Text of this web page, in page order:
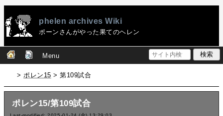
phelen archives Wiki
ポーンさんがやった果てのヘレン
Menu
>ポレン15 > 第109試合
ポレン15/第109試合